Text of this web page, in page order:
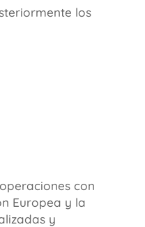
los
con
Europea y la
y